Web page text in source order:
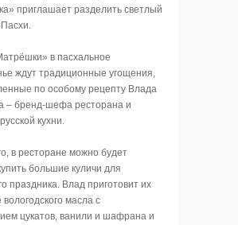
приглашает разделить светлый
в пасхальное
ждут традиционные угощения,
по особому рецепту Влада
– бренд-шефа ресторана и
кухни.
в ресторане можно будет
большие куличи для
праздника. Влад приготовит их
масла с
цукатов, ванили и шафрана и